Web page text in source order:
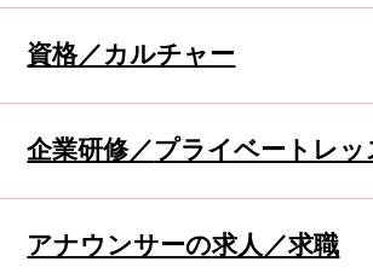
資格／カルチャー
企業研修／プライベートレッ
アナウンサーの求人／求職